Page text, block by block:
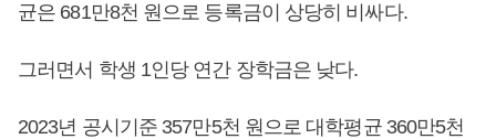
균은 681만8천 원으로 등록금이 상당히 비싸다.
그러면서 학생 1인당 연간 장학금은 낮다.
2023년 공시기준 357만5천 원으로 대학평균 360만5천